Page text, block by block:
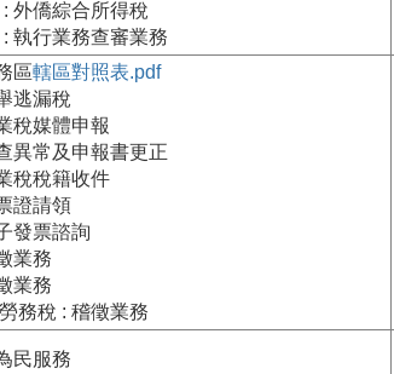
外僑綜合所得稅
執行業務查審業務
區轄區對照表.pdf
逃漏稅
稅媒體申報
異常及申報書更正
稅稅籍收件
證請領
發票諮詢
業務
業務
務稅 : 稽徵業務
民服務